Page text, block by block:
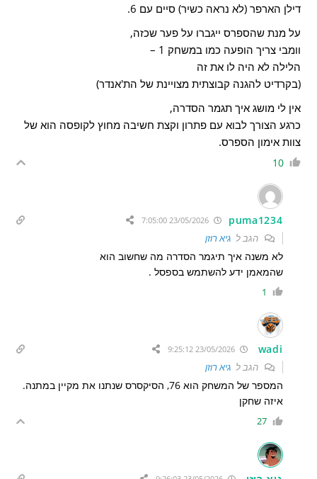
דילן הארפר (לא נראה כשיר) סיים עם 6.
על מנת שהספרס ייגברו על פער שכזה,
וומבי צריך הופעה כמו במשחק 1 –
הלילה לא היה לו את זה
(בקרדיט להגנה קבוצתית מצויינת של הת'אנדר)
אין לי מושג איך תגמר הסדרה,
כרגע הצורך לבוא עם פתרון וקצת חשיבה מחוץ לקופסה הוא של
צוות אימון הספרס.
10
puma1234
23/05/2026 7:05:00
הגב ל גיא רוזן
לא משנה איך תיגמר הסדרה מה שחשוב הוא
שהמאמן ידע להשתמש בספסל .
1
wadi
23/05/2026 9:25:12
הגב ל גיא רוזן
המספר של המשחק הוא 76, הסיקסרס שנתנו את מקיין במתנה.
איזה שחקן
27